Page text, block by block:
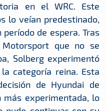
en el WRC. Este
lo veían predestinado,
de espera. Tras
que no se
Solberg experimentó
categoría reina. Esta
de Hyundai de
más experimentada, lo